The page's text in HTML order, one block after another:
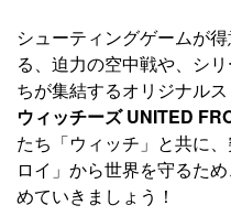
シューティングゲームが
る、迫力の空中戦や、シ
ちが集結するオリジナル
ウィッチーズ UNITED
たち「ウィッチ」と共に
ロイ」から世界を守るた
めていきましょう！